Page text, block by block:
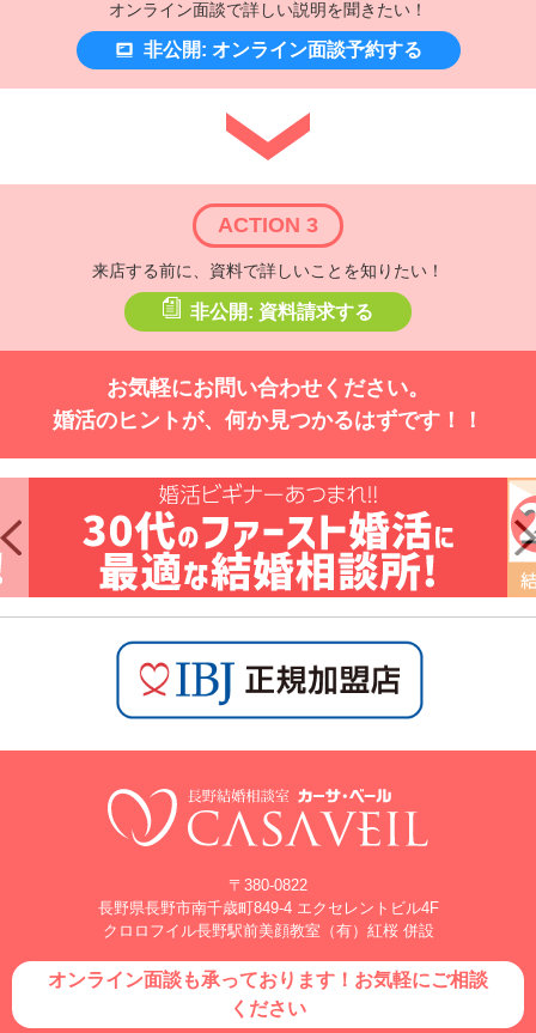
オンライン面談で詳しい説明を聞きたい！
非公開: オンライン面談予約する
ACTION 3
来店する前に、資料で詳しいことを知りたい！
非公開: 資料請求する
お気軽にお問い合わせください。
婚活のヒントが、何か見つかるはずです！！
〒380-0822
長野県長野市南千歳町849-4 エクセレントビル4F
クロロフイル長野駅前美顔教室（有）紅桜 併設
オンライン面談も承っております！お気軽にご相談
ください